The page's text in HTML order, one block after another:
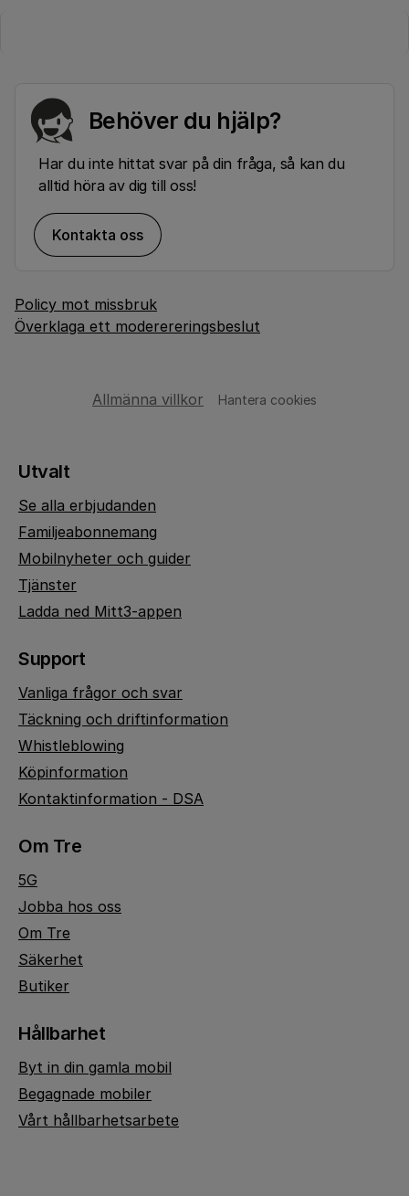
Behöver du hjälp?
Har du inte hittat svar på din fråga, så kan du
alltid höra av dig till oss!
Kontakta oss
Policy mot missbruk
Överklaga ett moderereringsbeslut
Allmänna villkor Hantera cookies
Utvalt
Se alla erbjudanden
Familjeabonnemang
Mobilnyheter och guider
Tjänster
Ladda ned Mitt3-appen
Support
Vanliga frågor och svar
Täckning och driftinformation
Whistleblowing
Köpinformation
Kontaktinformation - DSA
Om Tre
5G
Jobba hos oss
Om Tre
Säkerhet
Butiker
Hållbarhet
Byt in din gamla mobil
Begagnade mobiler
Vårt hållbarhetsarbete